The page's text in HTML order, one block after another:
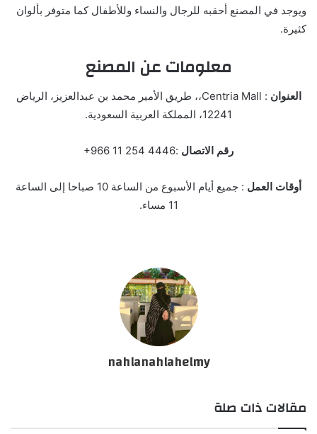
ويوجد في المصنع أحقبه للرجال والنساء وللأطفال كما متوفر بألوان
كثيرة.
معلومات عن المصنع
العنوان
: Centria Mall،، طريق الأمير محمد بن عبدالعزيز، الرياض
12241، المملكة العربية السعودية.
رقم الاتصال :‏‪+966 11 254 4446‬‏‬
أوقات العمل
: جميع أيام الأسبوع من الساعة 10 صباحا إلى الساعة
11 مساء.
nahlanahlahelmy
مقالات ذات صلة